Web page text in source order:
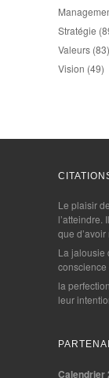
Stratégie
Valeurs (83)
Vision (49)
Le plaisir
l’atteindre.
que d’avoir
La jalousie
la
leur
Calendrier